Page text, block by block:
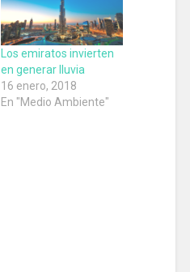
Los emiratos invierten
en generar lluvia
16 enero, 2018
En "Medio Ambiente"